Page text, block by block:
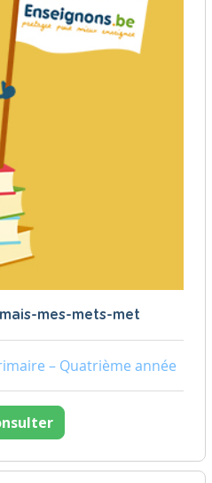
mes-mets-met
– Quatrième année